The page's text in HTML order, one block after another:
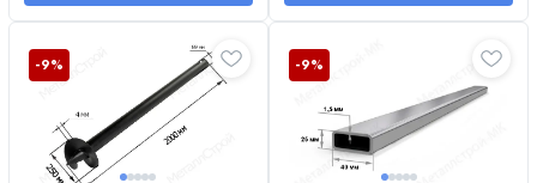
-9% -9%